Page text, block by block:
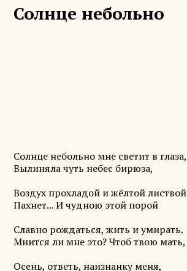
Солнце небольно
Солнце небольно мне светит в глаза,
Вылиняла чуть небес бирюза,
Воздух прохладой и жёлтой листвой
Пахнет... И чудною этой порой
Славно рождаться, жить и умирать.
Мнится ли мне это? Чтоб твою мать,
Осень, ответь, наизнанку меня,